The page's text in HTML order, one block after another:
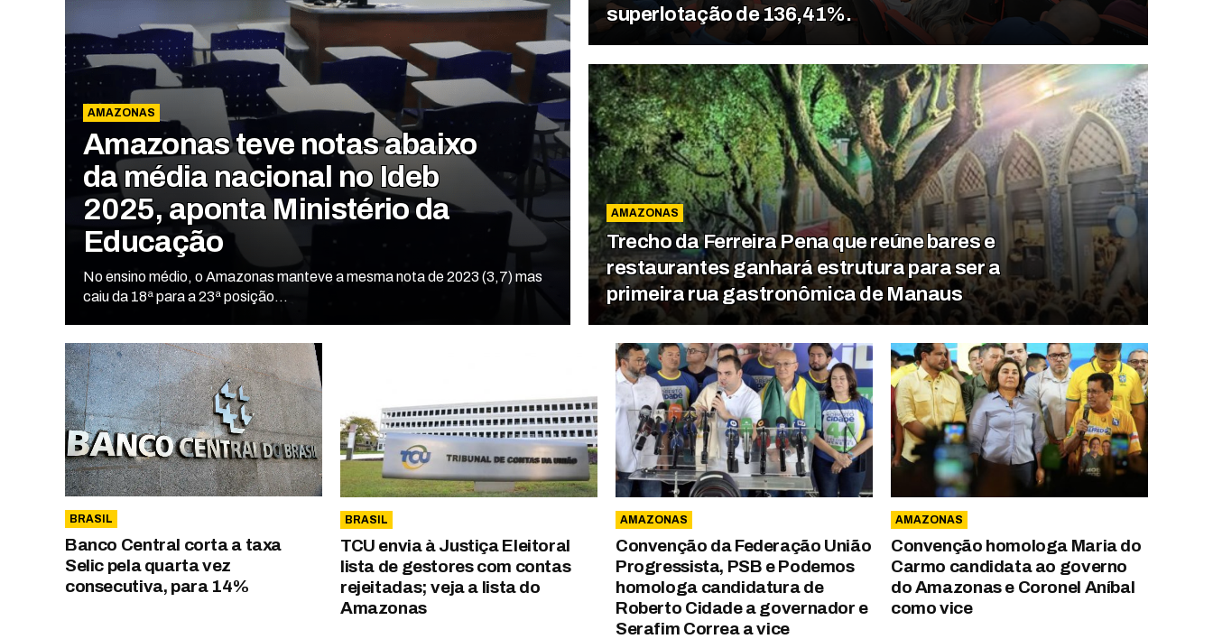
AMAZONAS
Amazonas teve notas abaixo
da média nacional no Ideb
2025, aponta Ministério da
Educação
No ensino médio, o Amazonas manteve a mesma nota de 2023 (3,7) mas
caiu da 18ª para a 23ª posição...
superlotação de 136,41%.
AMAZONAS
Trecho da Ferreira Pena que reúne bares e
restaurantes ganhará estrutura para ser a
primeira rua gastronômica de Manaus
BRASIL
Banco Central corta a taxa
Selic pela quarta vez
consecutiva, para 14%
BRASIL
TCU envia à Justiça Eleitoral
lista de gestores com contas
rejeitadas; veja a lista do
Amazonas
AMAZONAS
Convenção da Federação União
Progressista, PSB e Podemos
homologa candidatura de
Roberto Cidade a governador e
Serafim Correa a vice
AMAZONAS
Convenção homologa Maria do
Carmo candidata ao governo
do Amazonas e Coronel Aníbal
como vice